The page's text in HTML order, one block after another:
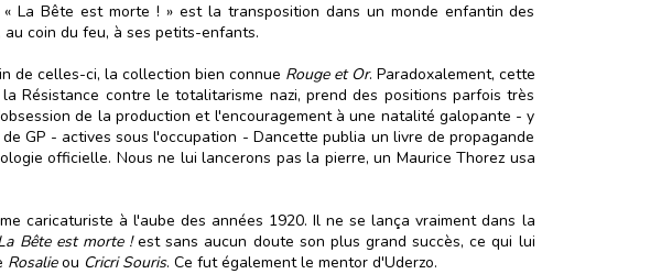
La Bête est morte ! » est la transposition dans un monde enfantin des
coin du feu, à ses petits-enfants.
de celles-ci, la collection bien connue Rouge et Or. Paradoxalement, cette
Résistance contre le totalitarisme nazi, prend des positions parfois très
de la production et l'encouragement à une natalité galopante - y
GP - actives sous l'occupation - Dancette publia un livre de propagande
officielle. Nous ne lui lancerons pas la pierre, un Maurice Thorez usa
caricaturiste à l'aube des années 1920. Il ne se lança vraiment dans la
Bête est morte !est sans aucun doute son plus grand succès, ce qui lui
Rosalieou Cricri Souris. Ce fut également le mentor d'Uderzo.